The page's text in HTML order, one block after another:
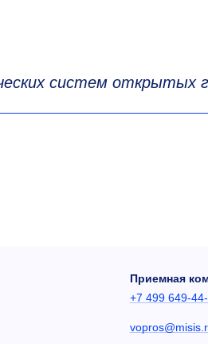
систем открытых
Приемная
+7 499 649-